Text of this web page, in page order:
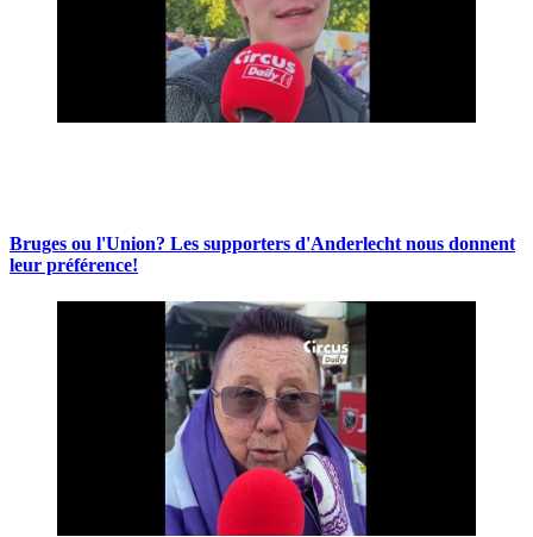
Bruges ou l'Union? Les supporters d'Anderlecht nous donnent
leur préférence!